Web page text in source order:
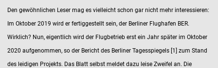
Den gewöhnlichen Leser mag es vielleicht schon gar nicht mehr interessieren:
Im Oktober 2019 wird er fertiggestellt sein, der Berliner Flughafen BER.
Wirklich? Nun, eigentlich wird der Flugbetrieb erst ein Jahr später im Oktober
2020 aufgenommen, so der Bericht des Berliner Tagesspiegels [1] zum Stand
des leidigen Projekts. Das Blatt selbst meldet dazu leise Zweifel an. Die